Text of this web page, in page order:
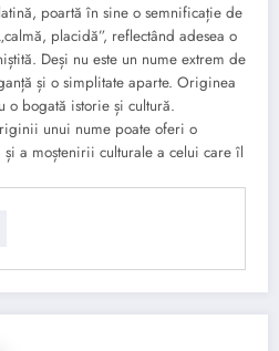
poartă în sine o semnificație de
placidă”, reflectând adesea o
Deși nu este un nume extrem de
și o simplitate aparte. Originea
o bogată istorie și cultură.
unui nume poate oferi o
a moștenirii culturale a celui care îl